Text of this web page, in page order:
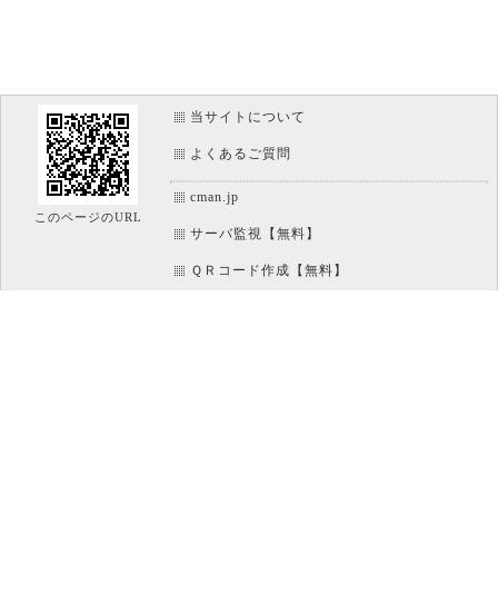
このページのURL
当サイトについて
よくあるご質問
cman.jp
サーバ監視【無料】
ＱＲコード作成【無料】